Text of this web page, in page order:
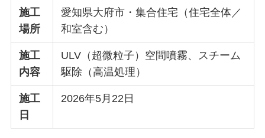
施工
場所
愛知県大府市・集合住宅（住宅全体／
和室含む）
施工
内容
ULV（超微粒子）空間噴霧、スチーム
駆除（高温処理）
施工
日
2026年5月22日